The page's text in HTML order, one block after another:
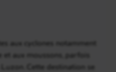
aux cyclones notamment
aux moussons, parfois
Cette destination se